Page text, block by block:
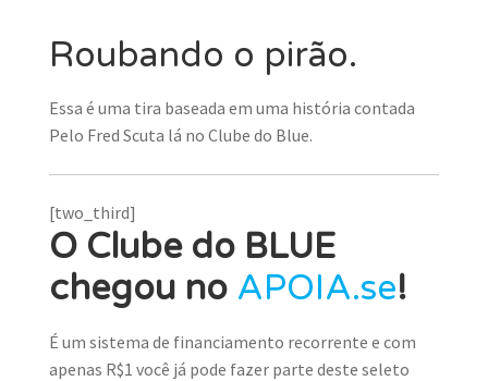
SearchRoubando o pirão.
Essa é uma tira baseada em uma história contada
Pelo Fred Scuta lá no Clube do Blue.
[two_third]
O Clube do BLUE
chegou no APOIA.se!
É um sistema de financiamento recorrente e com
apenas R$1 você já pode fazer parte deste seleto